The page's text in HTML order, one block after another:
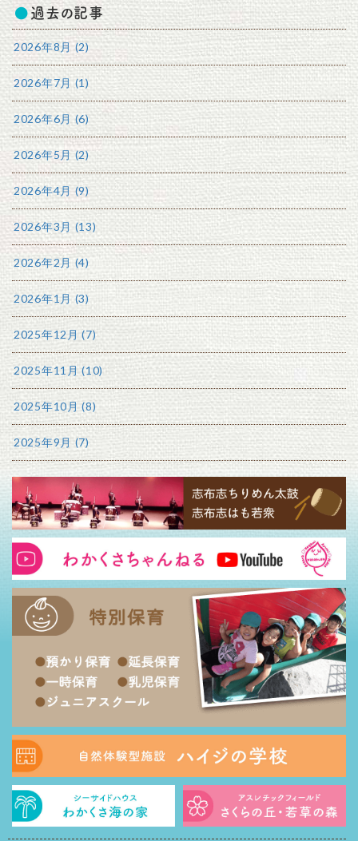
過去の記事
2026年8月 (2)
2026年7月 (1)
2026年6月 (6)
2026年5月 (2)
2026年4月 (9)
2026年3月 (13)
2026年2月 (4)
2026年1月 (3)
2025年12月 (7)
2025年11月 (10)
2025年10月 (8)
2025年9月 (7)